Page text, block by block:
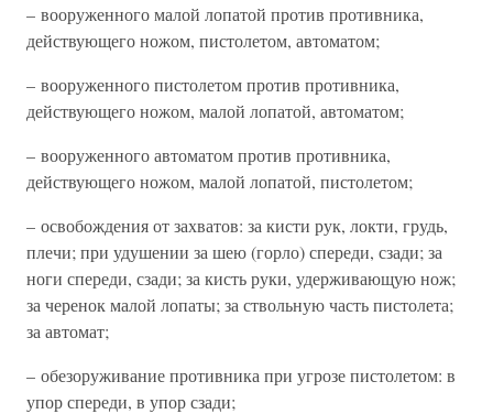
– вооруженного малой лопатой против противника,
действующего ножом, пистолетом, автоматом;
– вооруженного пистолетом против противника,
действующего ножом, малой лопатой, автоматом;
– вооруженного автоматом против противника,
действующего ножом, малой лопатой, пистолетом;
– освобождения от захватов: за кисти рук, локти, грудь,
плечи; при удушении за шею (горло) спереди, сзади; за
ноги спереди, сзади; за кисть руки, удерживающую нож;
за черенок малой лопаты; за ствольную часть пистолета;
за автомат;
– обезоруживание противника при угрозе пистолетом: в
упор спереди, в упор сзади;